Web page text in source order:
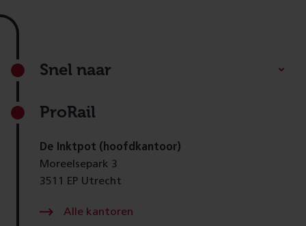
Footer
Snel naar
ProRail
De Inktpot (hoofdkantoor)
Moreelsepark 3
3511 EP Utrecht
Alle kantoren